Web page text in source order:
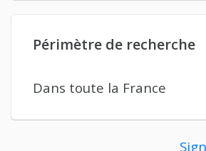
Périmètre de recherche
Dans toute la France